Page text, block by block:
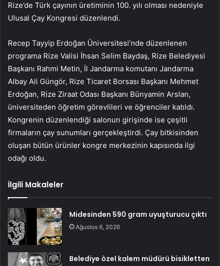
Rize’de Türk çayının üretiminin 100. yılı olması nedeniyle
Ulusal Çay Kongresi düzenlendi.
Recep Tayyip Erdoğan Üniversitesi’nde düzenlenen
programa Rize Valisi İhsan Selim Baydaş, Rize Belediyesi
Başkanı Rahmi Metin, İl Jandarma komutanı Jandarma
Albay Ali Güngör, Rize Ticaret Borsası Başkanı Mehmet
Erdoğan, Rize Ziraat Odası Başkanı Bünyamin Arslan,
üniversiteden öğretim görevlileri ve öğrenciler katıldı.
Kongrenin düzenlendiği salonun girişinde ise çeşitli
firmaların çay sunumları gerçekleştirdi. Çay bitkisinden
oluşan bütün ürünler kongre merkezinin kapısında ilgi
odağı oldu.
İlgili Makaleler
Midesinden 590 gram uyuşturucu çıktı
Ağustos 6, 2026
Belediye özel kalem müdürü bisikletten